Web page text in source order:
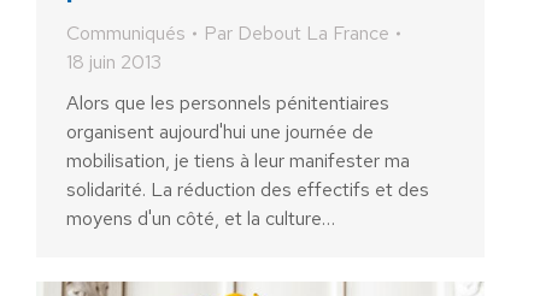
Communiqués Par Debout La France
18 juin 2013
Alors que les personnels pénitentiaires
organisent aujourd'hui une journée de
mobilisation, je tiens à leur manifester ma
solidarité. La réduction des effectifs et des
moyens d'un côté, et la culture…